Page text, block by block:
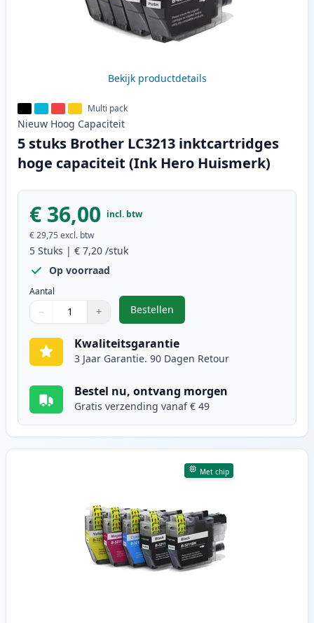
Bekijk productdetails
Multi pack
Nieuw Hoog Capaciteit
5 stuks Brother LC3213 inktcartridges
hoge capaciteit (Ink Hero Huismerk)
€ 36,00 incl. btw
€ 29,75 excl. btw
5 Stuks | € 7,20 /stuk
Op voorraad
Aantal
Gebruik de knoppen om aan te passen
− +
1
Bestellen
,5 stuks Brother LC3213
Kwaliteitsgarantie
3 Jaar Garantie. 90 Dagen Retour
Bestel nu, ontvang morgen
Gratis verzending vanaf € 49
Met chip